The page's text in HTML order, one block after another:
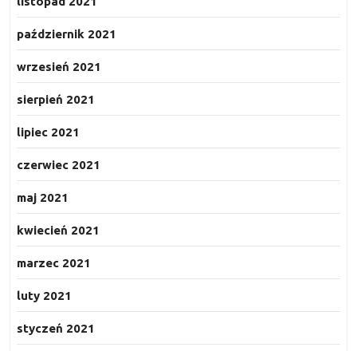
październik 2021
wrzesień 2021
sierpień 2021
lipiec 2021
czerwiec 2021
maj 2021
kwiecień 2021
marzec 2021
luty 2021
styczeń 2021